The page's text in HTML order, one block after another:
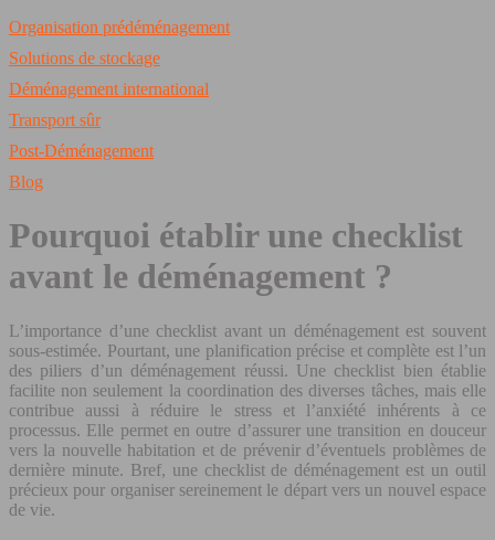
Organisation prédéménagement
Solutions de stockage
Déménagement international
Transport sûr
Post-Déménagement
Blog
Pourquoi établir une checklist
avant le déménagement ?
L’importance d’une checklist avant un déménagement est souvent
sous-estimée. Pourtant, une planification précise et complète est l’un
des piliers d’un déménagement réussi. Une checklist bien établie
facilite non seulement la coordination des diverses tâches, mais elle
contribue aussi à réduire le stress et l’anxiété inhérents à ce
processus. Elle permet en outre d’assurer une transition en douceur
vers la nouvelle habitation et de prévenir d’éventuels problèmes de
dernière minute. Bref, une checklist de déménagement est un outil
précieux pour organiser sereinement le départ vers un nouvel espace
de vie.